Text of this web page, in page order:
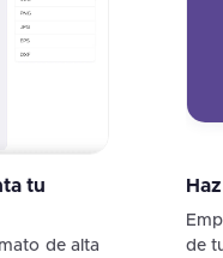
tu
de alta
de